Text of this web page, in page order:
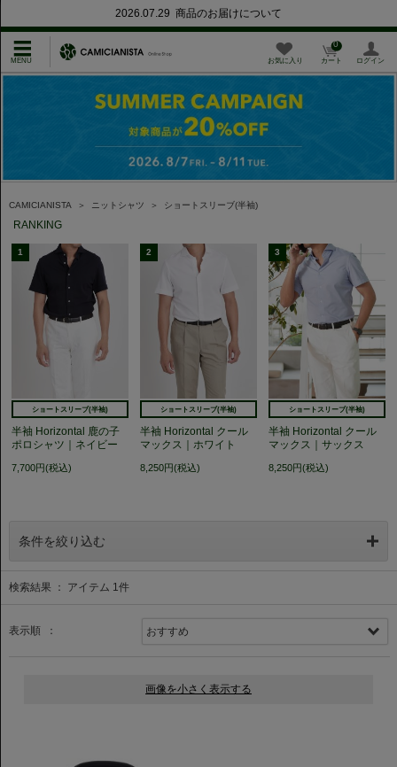
2026.07.29 商品のお届けについて
お気に入り カート
0
ログイン
CAMICIANISTA ＞ ニットシャツ ＞ ショートスリーブ(半袖)
RANKING
1
ショートスリーブ(半袖)
半袖 Horizontal 鹿の子
ポロシャツ｜ネイビー
7,700円(税込)
2
ショートスリーブ(半袖)
半袖 Horizontal クール
マックス｜ホワイト
8,250円(税込)
3
ショートスリーブ(半袖)
半袖 Horizontal クール
マックス｜サックス
8,250円(税込)
条件を絞り込む
検索結果 ： アイテム 1件
表示順 ：